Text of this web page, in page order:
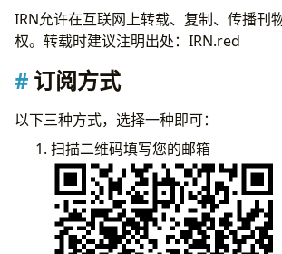
IRN允许在互联网上转载、复制、传播刊
权。转载时建议注明出处：IRN.red
订阅方式
以下三种方式，选择一种即可：
扫描二维码填写您的邮箱